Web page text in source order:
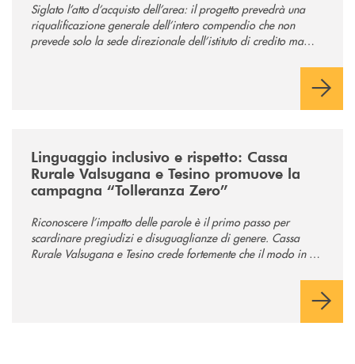
Siglato l’atto d’acquisto dell’area: il progetto prevedrà una
riqualificazione generale dell’intero compendio che non
prevede solo la sede direzionale dell’istituto di credito ma
Linguaggio inclusivo e rispetto: Cassa
Rurale Valsugana e Tesino promuove la
campagna “Tolleranza Zero”
Riconoscere l’impatto delle parole è il primo passo per
scardinare pregiudizi e disuguaglianze di genere. Cassa
Rurale Valsugana e Tesino crede fortemente che il modo in cui